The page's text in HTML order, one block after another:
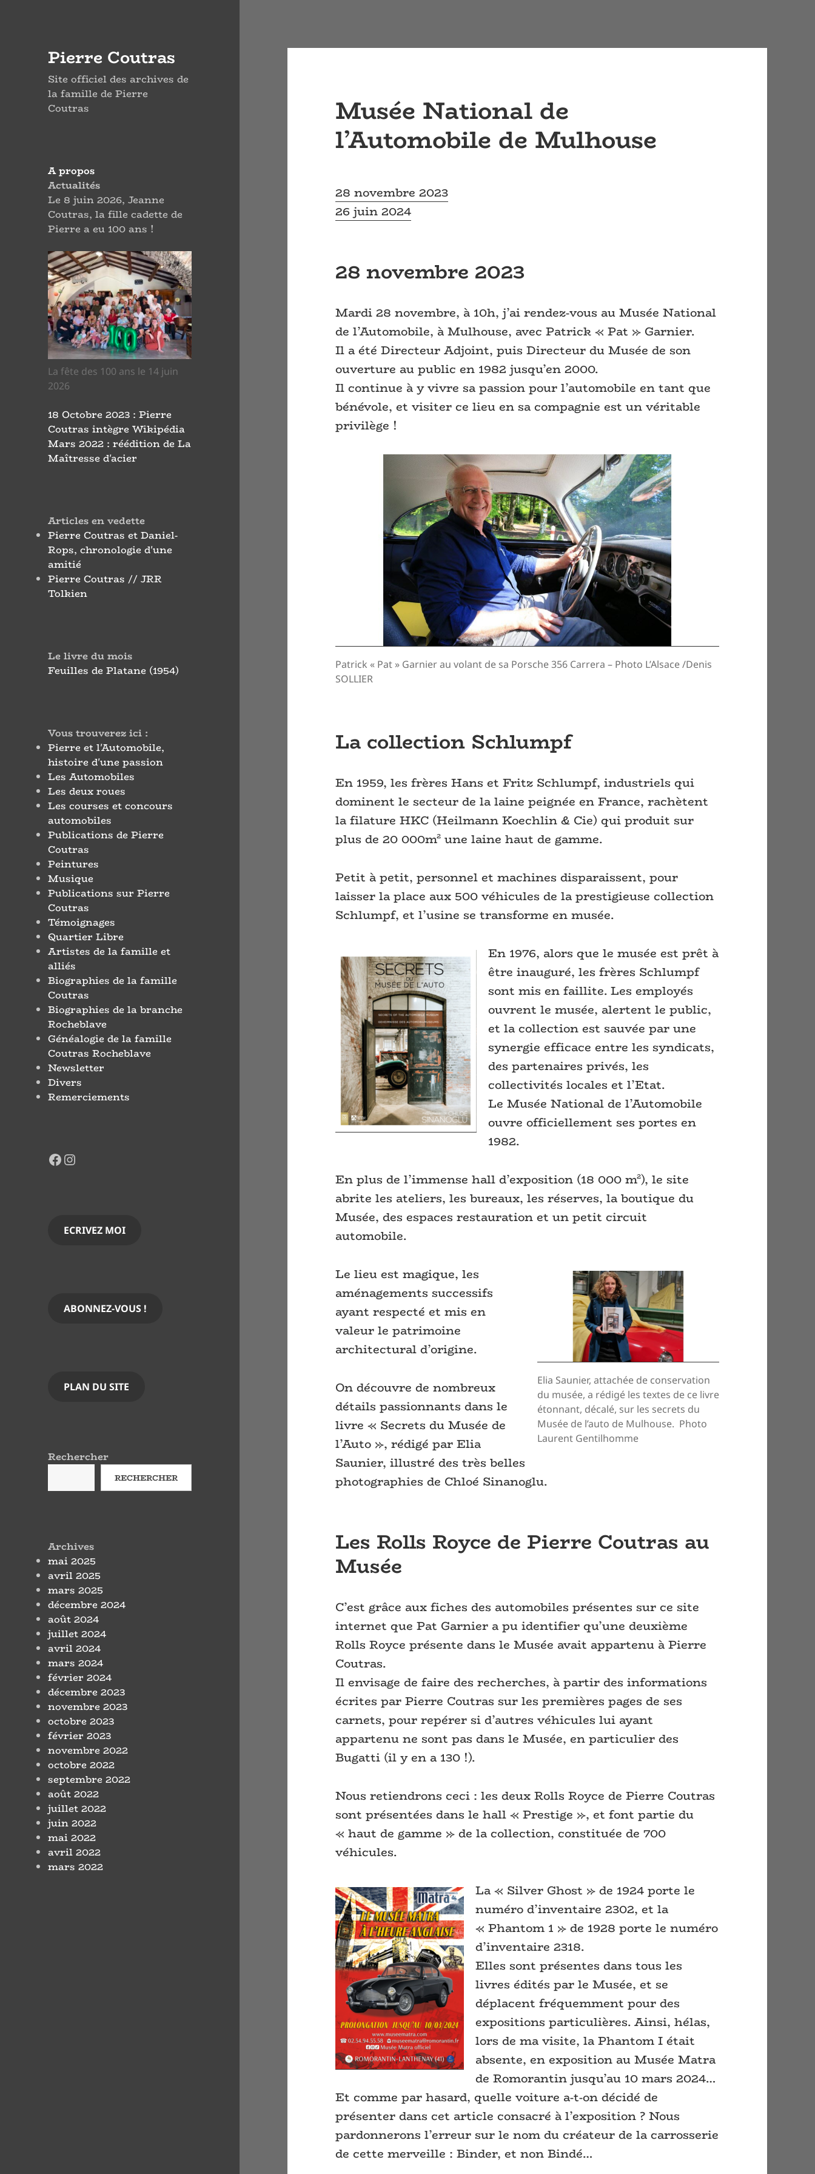
Pierre Coutras
Site officiel des archives de
la famille de Pierre
Coutras
A propos
Actualités
Le 8 juin 2026, Jeanne
Coutras, la fille cadette de
Pierre a eu 100 ans !
La fête des 100 ans le 14 juin
2026
18 Octobre 2023 : Pierre
Coutras intègre Wikipédia
Mars 2022 : réédition de La
Maîtresse d'acier
Articles en vedette
Pierre Coutras et Daniel-
Rops, chronologie d'une
amitié
Pierre Coutras // JRR
Tolkien
Le livre du mois
Feuilles de Platane (1954)
Vous trouverez ici :
Pierre et l'Automobile,
histoire d'une passion
Les Automobiles
Les deux roues
Les courses et concours
automobiles
Publications de Pierre
Coutras
Peintures
Musique
Publications sur Pierre
Coutras
Témoignages
Quartier Libre
Artistes de la famille et
alliés
Biographies de la famille
Coutras
Biographies de la branche
Rocheblave
Généalogie de la famille
Coutras Rocheblave
Newsletter
Divers
Remerciements
Facebook
Instagram
ECRIVEZ MOI
ABONNEZ-VOUS !
PLAN DU SITE
Rechercher
RECHERCHER
Archives
mai 2025
avril 2025
mars 2025
décembre 2024
août 2024
juillet 2024
avril 2024
mars 2024
février 2024
décembre 2023
novembre 2023
octobre 2023
février 2023
novembre 2022
octobre 2022
septembre 2022
août 2022
juillet 2022
juin 2022
mai 2022
avril 2022
mars 2022
Musée National de
l’Automobile de Mulhouse
28 novembre 2023
26 juin 2024
28 novembre 2023
Mardi 28 novembre, à 10h, j’ai rendez-vous au Musée National
de l’Automobile, à Mulhouse, avec Patrick « Pat » Garnier.
Il a été Directeur Adjoint, puis Directeur du Musée de son
ouverture au public en 1982 jusqu’en 2000.
Il continue à y vivre sa passion pour l’automobile en tant que
bénévole, et visiter ce lieu en sa compagnie est un véritable
privilège !
Patrick « Pat » Garnier au volant de sa Porsche 356 Carrera – Photo L’Alsace /Denis
SOLLIER
La collection Schlumpf
En 1959, les frères Hans et Fritz Schlumpf, industriels qui
dominent le secteur de la laine peignée en France, rachètent
la filature HKC (Heilmann Koechlin & Cie) qui produit sur
plus de 20 000m² une laine haut de gamme.
Petit à petit, personnel et machines disparaissent, pour
laisser la place aux 500 véhicules de la prestigieuse collection
Schlumpf, et l’usine se transforme en musée.
En 1976, alors que le musée est prêt à
être inauguré, les frères Schlumpf
sont mis en faillite. Les employés
ouvrent le musée, alertent le public,
et la collection est sauvée par une
synergie efficace entre les syndicats,
des partenaires privés, les
collectivités locales et l’Etat.
Le Musée National de l’Automobile
ouvre officiellement ses portes en
1982.
En plus de l’immense hall d’exposition (18 000 m²), le site
abrite les ateliers, les bureaux, les réserves, la boutique du
Musée, des espaces restauration et un petit circuit
automobile.
Elia Saunier, attachée de conservation
du musée, a rédigé les textes de ce livre
étonnant, décalé, sur les secrets du
Musée de l’auto de Mulhouse. Photo
Laurent Gentilhomme
Le lieu est magique, les
aménagements successifs
ayant respecté et mis en
valeur le patrimoine
architectural d’origine.
On découvre de nombreux
détails passionnants dans le
livre « Secrets du Musée de
l’Auto », rédigé par Elia
Saunier, illustré des très belles
photographies de Chloé Sinanoglu.
Les Rolls Royce de Pierre Coutras au
Musée
C’est grâce aux fiches des automobiles présentes sur ce site
internet que Pat Garnier a pu identifier qu’une deuxième
Rolls Royce présente dans le Musée avait appartenu à Pierre
Coutras.
Il envisage de faire des recherches, à partir des informations
écrites par Pierre Coutras sur les premières pages de ses
carnets, pour repérer si d’autres véhicules lui ayant
appartenu ne sont pas dans le Musée, en particulier des
Bugatti (il y en a 130 !).
Nous retiendrons ceci : les deux Rolls Royce de Pierre Coutras
sont présentées dans le hall « Prestige », et font partie du
« haut de gamme » de la collection, constituée de 700
véhicules.
La « Silver Ghost » de 1924 porte le
numéro d’inventaire 2302, et la
« Phantom 1 » de 1928 porte le numéro
d’inventaire 2318.
Elles sont présentes dans tous les
livres édités par le Musée, et se
déplacent fréquemment pour des
expositions particulières. Ainsi, hélas,
lors de ma visite, la Phantom I était
absente, en exposition au Musée Matra
de Romorantin jusqu’au 10 mars 2024…
Et comme par hasard, quelle voiture a-t-on décidé de
présenter dans cet article consacré à l’exposition ? Nous
pardonnerons l’erreur sur le nom du créateur de la carrosserie
de cette merveille : Binder, et non Bindé…